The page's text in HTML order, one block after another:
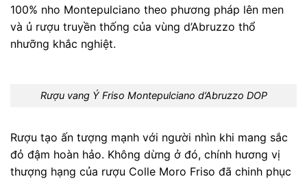
100% nho Montepulciano theo phương pháp lên men
và ủ rượu truyền thống của vùng d’Abruzzo thổ
nhưỡng khắc nghiệt.
Rượu vang Ý Friso Montepulciano d’Abruzzo DOP
Rượu tạo ấn tượng mạnh với người nhìn khi mang sắc
đỏ đậm hoàn hảo. Không dừng ở đó, chính hương vị
thượng hạng của rượu Colle Moro Friso đã chinh phục